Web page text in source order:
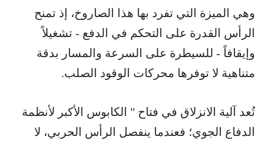
وهي الميزة التي تفرد بها هذا الصاروخ، إذ تمنح
الرأس القدرة على التحكم في الدفع - تشغيلاً
وإيقافاً - للسيطرة على السرعة والمسار بدقة
متناهية لا توفرها محركات الوقود الصلب.
تُعد آلية الانزلاق في فتاح " الكابوس الأكبر لأنظمة
الدفاع الجوي؛ فعندما ينفصل الرأس الحربي، لا